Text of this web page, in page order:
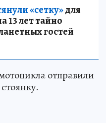
«сетку»для
13 лет тайно
гостей
отправили